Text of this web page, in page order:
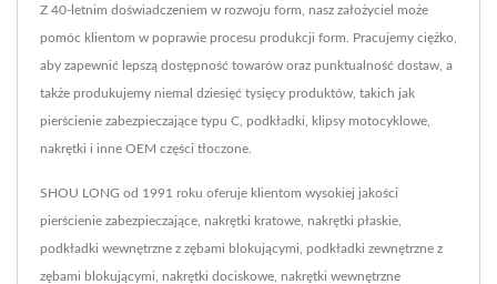
Z 40-letnim doświadczeniem w rozwoju form, nasz założyciel może
pomóc klientom w poprawie procesu produkcji form. Pracujemy ciężko,
aby zapewnić lepszą dostępność towarów oraz punktualność dostaw, a
także produkujemy niemal dziesięć tysięcy produktów, takich jak
pierścienie zabezpieczające typu C, podkładki, klipsy motocyklowe,
nakrętki i inne OEM części tłoczone.
SHOU LONG od 1991 roku oferuje klientom wysokiej jakości
pierścienie zabezpieczające, nakrętki kratowe, nakrętki płaskie,
podkładki wewnętrzne z zębami blokującymi, podkładki zewnętrzne z
zębami blokującymi, nakrętki dociskowe, nakrętki wewnętrzne